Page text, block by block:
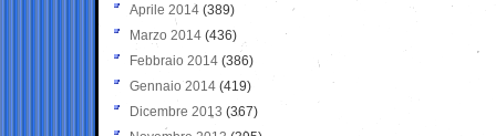
Aprile 2014 (389)
Marzo 2014 (436)
Febbraio 2014 (386)
Gennaio 2014 (419)
Dicembre 2013 (367)